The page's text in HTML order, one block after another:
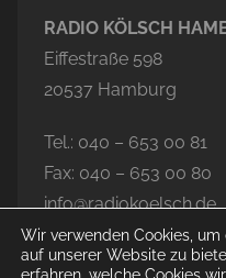
RADIO KÖLSCH
Eiffestraße 598
20537 Hamburg
Tel.: 040 – 653 00 81
Fax: 040 – 653 00 80
info@radiokoelsch.de
Wir verwenden Cookies,
auf unserer Website zu